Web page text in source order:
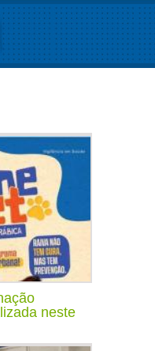
neste